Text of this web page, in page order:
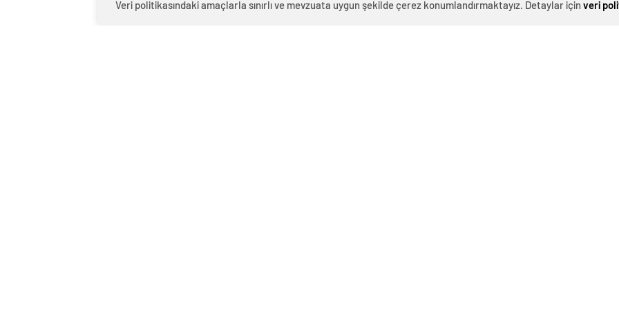
Veri politikasındaki amaçlarla sınırlı ve mevzuata uygun şekilde çerez konumlandırmaktayız. Detaylar için veri